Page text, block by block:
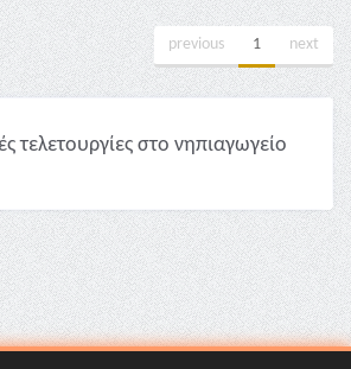
previous 1 next
τελετουργίες στο νηπιαγωγείο